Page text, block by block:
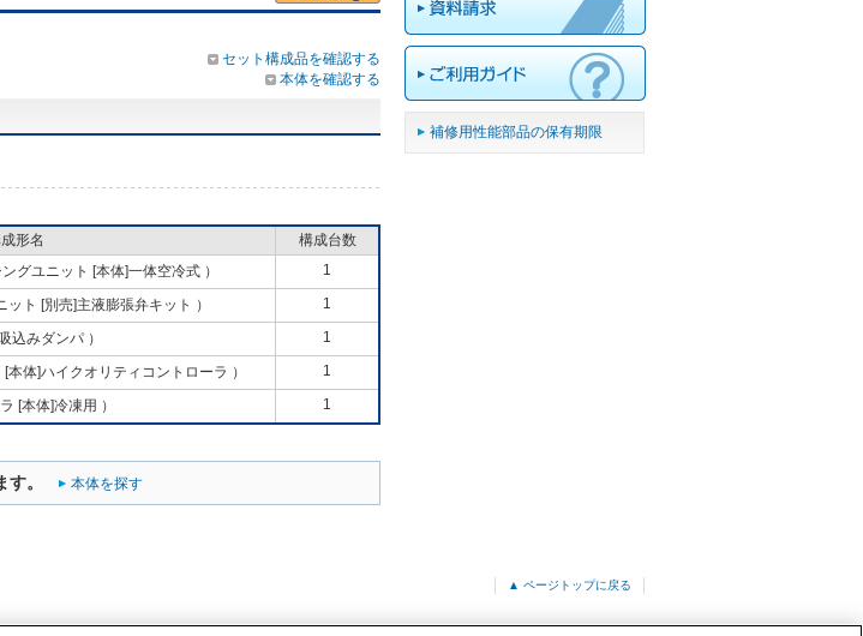
セット構成品を確認する
本体を確認する
形名
構成台数
グユニット [本体]一体空冷式 ） 1
ト [別売]主液膨張弁キット ） 1
込みダンパ ） 1
[本体]ハイクオリティコントローラ ） 1
[本体]冷凍用 ） 1
。 本体を探す
補修用性能部品の保有期限
▲ ページトップに戻る